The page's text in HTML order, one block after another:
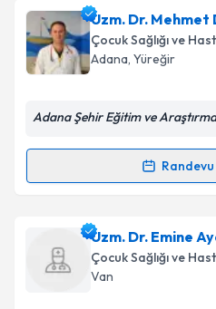
bilgilendireceğiz.
E-posta Adresiniz
Metni'ni okudum ve
kapsamda işlenmesini
Takvim
Uzm. Dr. Mehmet
Çocuk Sağlığı ve
Adana, Yüreğir
Adana Şehir Eğitim ve
Randevu Takvimi
Uzm. Dr. Mehmet
talebi oluşturun. Size bu
için bir takvim
Uzm. Dr. Emine
Çocuk Sağlığı ve
Van